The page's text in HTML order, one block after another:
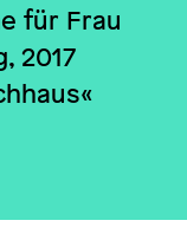
für Frau
2017